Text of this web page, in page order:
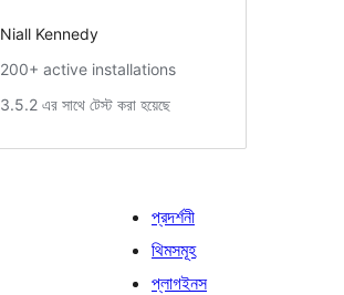
Niall Kennedy
200+ active installations
3.5.2 এর সাথে টেস্ট করা হয়েছে
প্রদর্শনী
থিমসমূহ
প্লাগইনস